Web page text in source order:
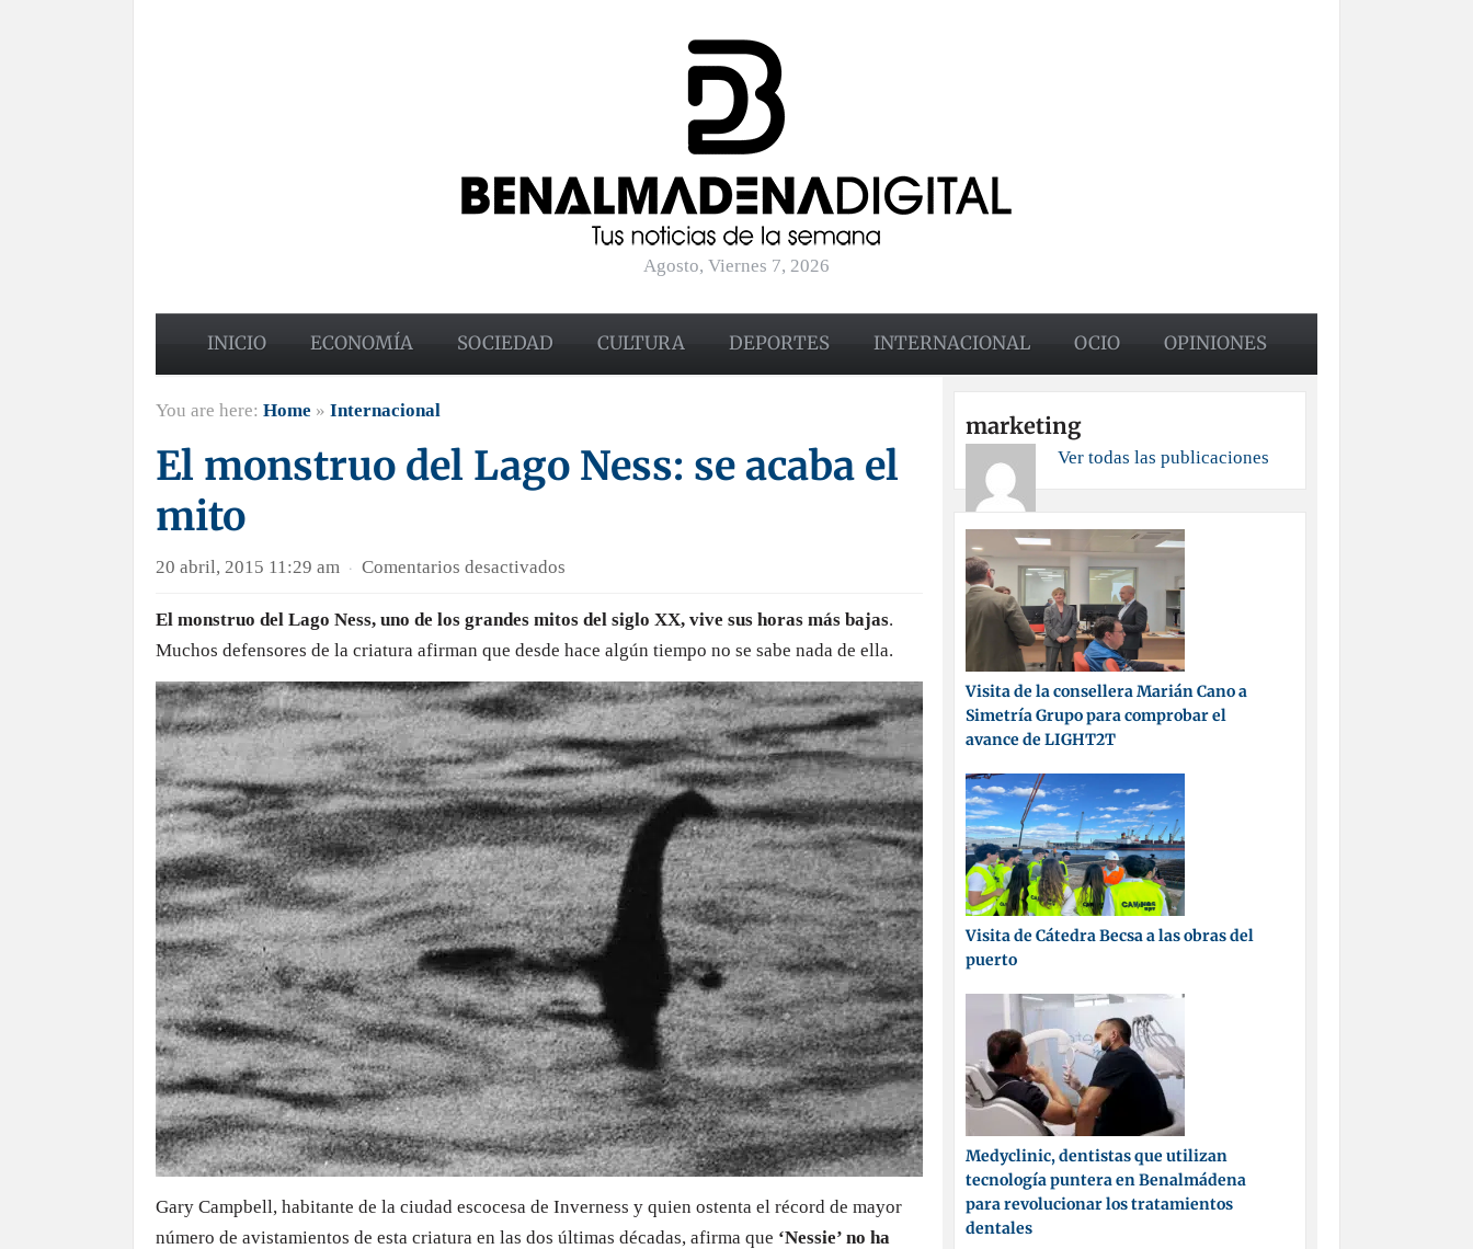
Agosto, Viernes 7, 2026
INICIO ECONOMÍA SOCIEDAD CULTURA DEPORTES INTERNACIONAL OCIO OPINIONES
You are here: Home » Internacional
El monstruo del Lago Ness: se acaba el
mito
20 abril, 2015 11:29 am · Comentarios desactivados
monstruo
del
Lago
Ness:
se
acaba
el
mito
El monstruo del Lago Ness, uno de los grandes mitos del siglo XX, vive sus horas más bajas.
Muchos defensores de la criatura afirman que desde hace algún tiempo no se sabe nada de ella.
Gary Campbell, habitante de la ciudad escocesa de Inverness y quien ostenta el récord de mayor
número de avistamientos de esta criatura en las dos últimas décadas, afirma que ‘Nessie’ no ha
marketing
Ver todas las publicaciones
Visita de la consellera Marián Cano a
Simetría Grupo para comprobar el
avance de LIGHT2T
Visita de Cátedra Becsa a las obras del
puerto
Medyclinic, dentistas que utilizan
tecnología puntera en Benalmádena
para revolucionar los tratamientos
dentales